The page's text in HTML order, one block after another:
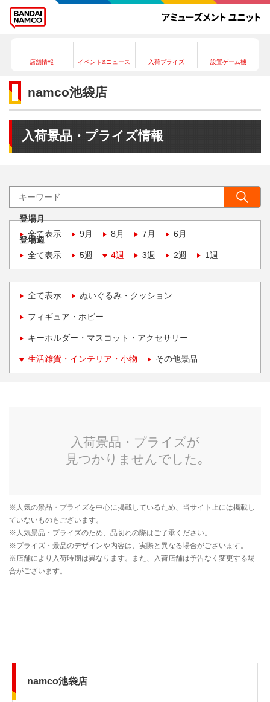
店舗情報 イベント&ニュース 入荷プライズ 設置ゲーム機
namco池袋店
入荷景品・プライズ情報
登場月
全て表示
9月 8月 7月 6月
登場週
全て表示
5週 4週 3週 2週 1週
全て表示 ぬいぐるみ・クッション
フィギュア・ホビー
キーホルダー・マスコット・アクセサリー
生活雑貨・インテリア・小物 その他景品
namco池袋店